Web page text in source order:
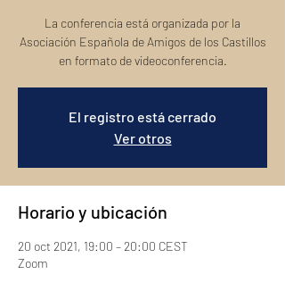
La conferencia está organizada por la
Asociación Española de Amigos de los Castillos
en formato de videoconferencia.
El registro está cerrado
Ver otros
Horario y ubicación
20 oct 2021, 19:00 – 20:00 CEST
Zoom